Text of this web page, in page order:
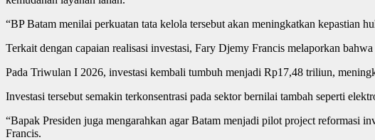
“BP Batam menilai perkuatan tata kelola tersebut akan meningkatkan kepastian
Terkait dengan capaian realisasi investasi, Fary Djemy Francis melaporkan
Pada Triwulan I 2026, investasi kembali tumbuh menjadi Rp17,48 triliun,
Investasi tersebut semakin terkonsentrasi pada sektor bernilai tambah seperti
“Bapak Presiden juga mengarahkan agar Batam menjadi pilot project reformasi
Francis.